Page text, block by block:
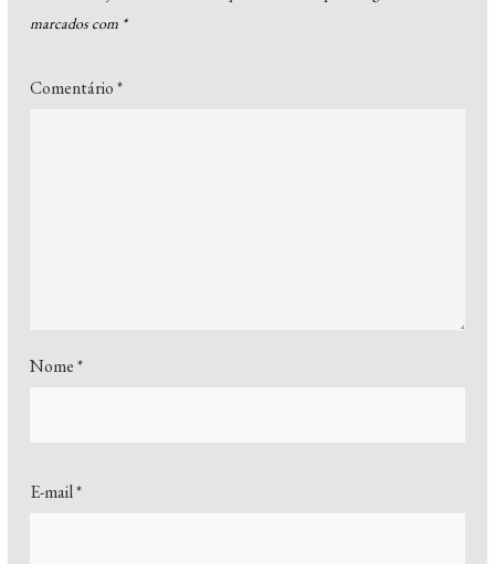
marcados com *
Comentário*
Nome*
E-mail*